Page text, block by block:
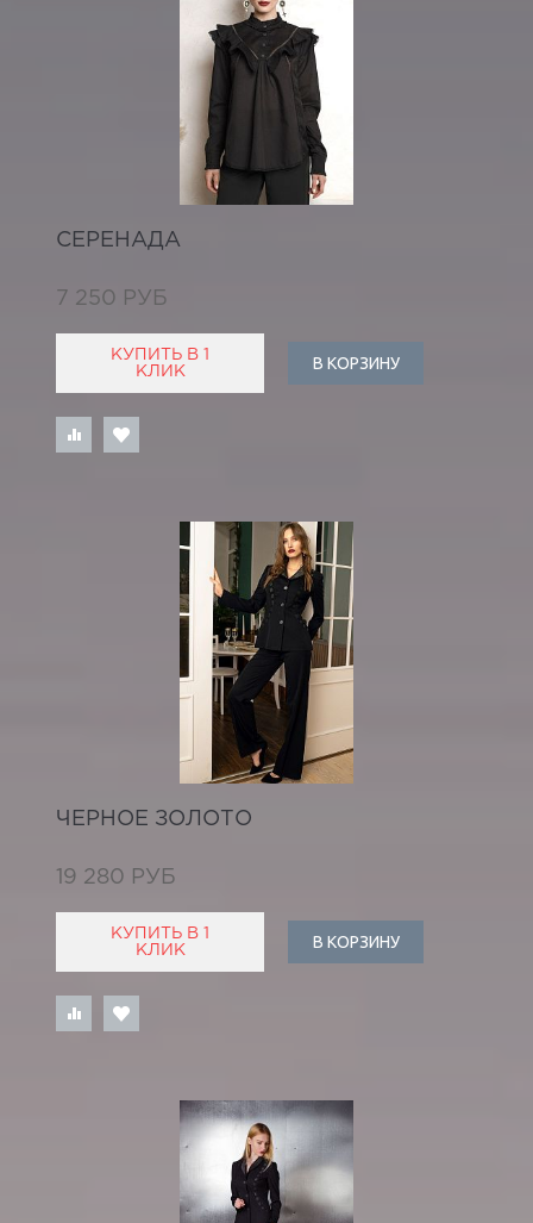
СЕРЕНАДА
7 250 РУБ
КУПИТЬ В 1
КЛИК
В КОРЗИНУ
ЧЕРНОЕ ЗОЛОТО
19 280 РУБ
КУПИТЬ В 1
КЛИК
В КОРЗИНУ